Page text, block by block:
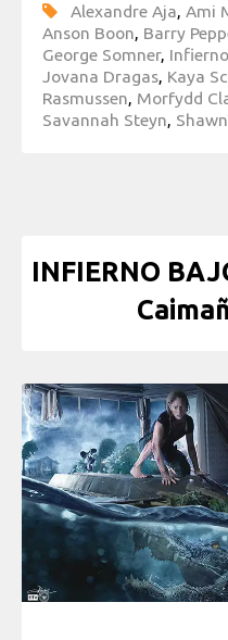
Alexandre Aja, Ami
Anson Boon, Barry
George Somner,
Jovana Dragas, Kaya
Rasmussen, Morfydd
Savannah Steyn,
INFIERNO